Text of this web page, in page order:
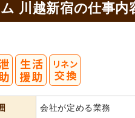
川越新宿の仕事内
会社が定める業務